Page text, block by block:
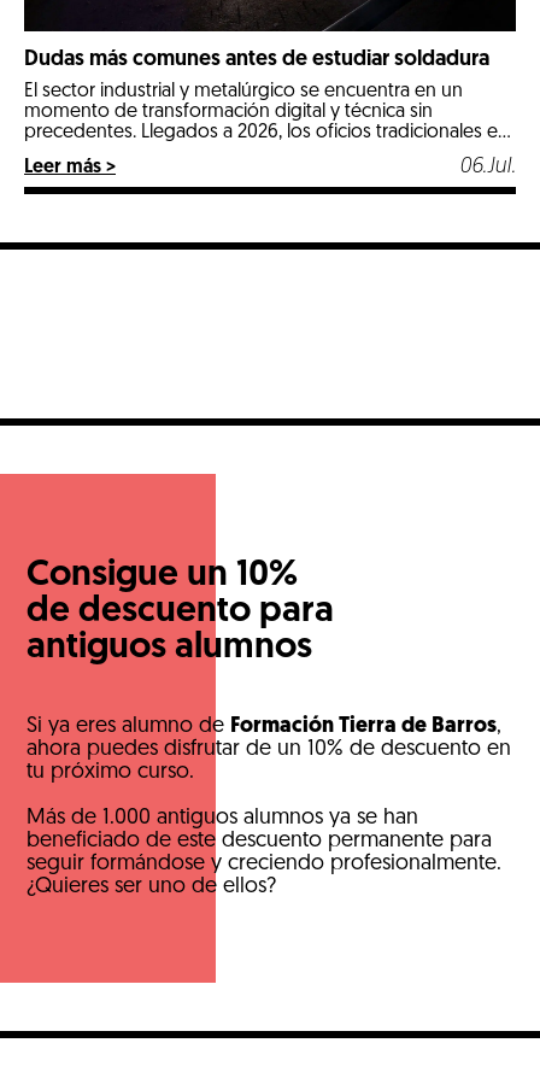
Dudas más comunes antes de estudiar soldadura
El sector industrial y metalúrgico se encuentra en un
momento de transformación digital y técnica sin
precedentes. Llegados a 2026, los oficios tradicionales e
industriales especializados se posicionan como las
opciones más estables, seguras y mejor remuneradas del
mercado laboral. Entre todos ellos, la soldadura destaca
Leer más > 06.Jul.
Consigue un 10%
de descuento para
antiguos alumnos
Si ya eres alumno de Formación Tierra de Barros,
ahora puedes disfrutar de un 10% de descuento en
tu próximo curso.
Más de 1.000 antiguos alumnos ya se han
beneficiado de este descuento permanente para
seguir formándose y creciendo profesionalmente.
¿Quieres ser uno de ellos?